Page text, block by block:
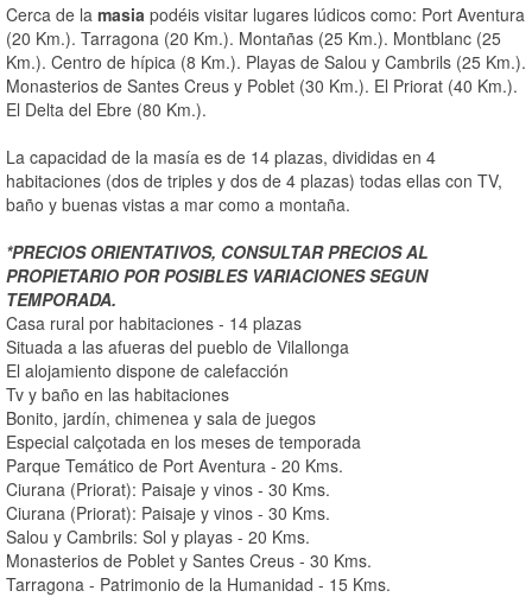
Cerca de la masia podéis visitar lugares lúdicos como: Port Aventura
(20 Km.). Tarragona (20 Km.). Montañas (25 Km.). Montblanc (25
Km.). Centro de hípica (8 Km.). Playas de Salou y Cambrils (25 Km.).
Monasterios de Santes Creus y Poblet (30 Km.). El Priorat (40 Km.).
El Delta del Ebre (80 Km.).
La capacidad de la masía es de 14 plazas, divididas en 4
habitaciones (dos de triples y dos de 4 plazas) todas ellas con TV,
baño y buenas vistas a mar como a montaña.
*PRECIOS ORIENTATIVOS, CONSULTAR PRECIOS AL
PROPIETARIO POR POSIBLES VARIACIONES SEGUN
TEMPORADA.
Casa rural por habitaciones - 14 plazas
Situada a las afueras del pueblo de Vilallonga
El alojamiento dispone de calefacción
Tv y baño en las habitaciones
Bonito, jardín, chimenea y sala de juegos
Especial calçotada en los meses de temporada
Parque Temático de Port Aventura - 20 Kms.
Ciurana (Priorat): Paisaje y vinos - 30 Kms.
Ciurana (Priorat): Paisaje y vinos - 30 Kms.
Salou y Cambrils: Sol y playas - 20 Kms.
Monasterios de Poblet y Santes Creus - 30 Kms.
Tarragona - Patrimonio de la Humanidad - 15 Kms.